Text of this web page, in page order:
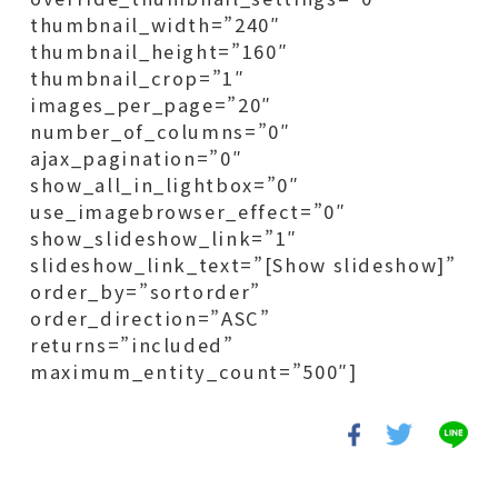
thumbnail_width=”240″
thumbnail_height=”160″
thumbnail_crop=”1″
images_per_page=”20″
number_of_columns=”0″
ajax_pagination=”0″
show_all_in_lightbox=”0″
use_imagebrowser_effect=”0″
show_slideshow_link=”1″
slideshow_link_text=”[Show slideshow]”
order_by=”sortorder”
order_direction=”ASC”
returns=”included”
maximum_entity_count=”500″]